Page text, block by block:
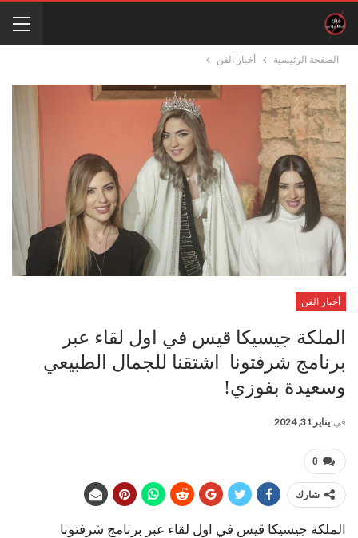
الصفحة الرئيسية أخبار الفن
أخبار الفن
الملكة جيسيكا قيس في اول لقاء عبر
برنامج شرفتونا اشتقنا للجمال الطبيعي
وسعيدة بفوزي!
في يناير 31, 2024
0
شارك
الملكة جيسيكا قيس في اول لقاء عبر برنامج شرفتونا